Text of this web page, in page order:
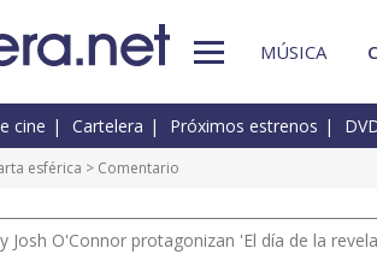
MÚSICA
cine Cartelera Próximos estrenos
esférica > Comentario
Josh O'Connor protagonizan 'El día de la